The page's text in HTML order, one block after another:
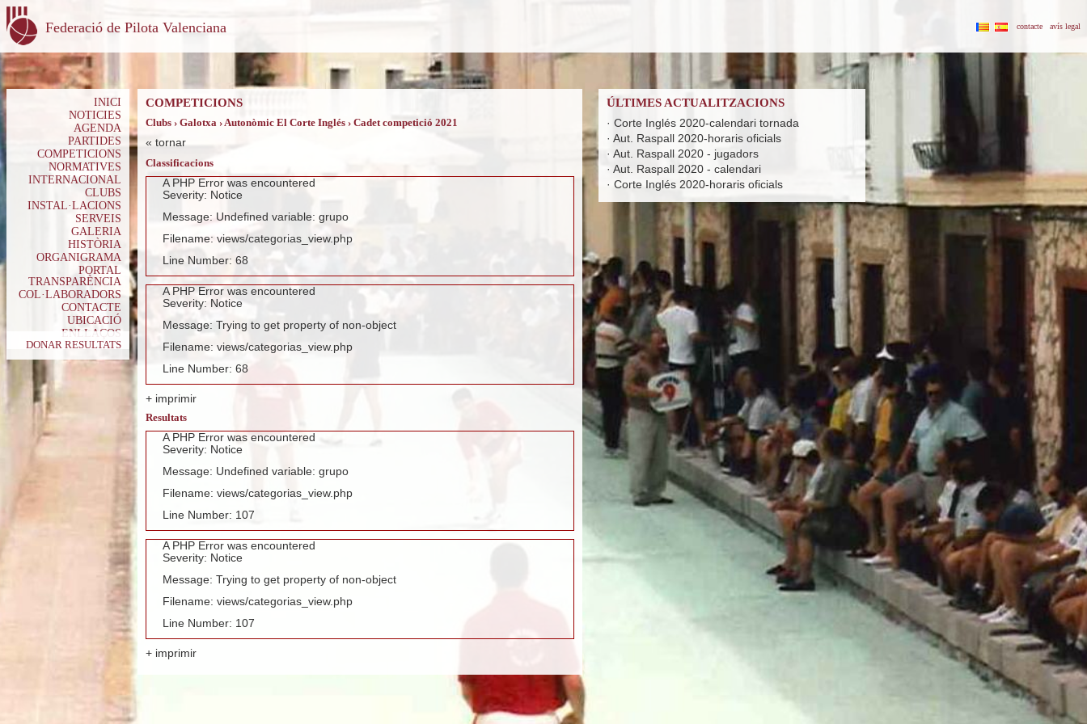
Federació de Pilota Valenciana contacte avís legal
INICI
NOTICIES
AGENDA
PARTIDES
COMPETICIONS
NORMATIVES
INTERNACIONAL
CLUBS
INSTAL·LACIONS
SERVEIS
GALERIA
HISTÒRIA
ORGANIGRAMA
PORTAL
TRANSPARÈNCIA
COL·LABORADORS
CONTACTE
UBICACIÓ
ENLLAÇOS
DONAR RESULTATS
COMPETICIONS
Clubs › Galotxa › Autonòmic El Corte Inglés › Cadet competició 2021
« tornar
Classificacions
A PHP Error was encountered
Severity: Notice
Message: Undefined variable: grupo
Filename: views/categorias_view.php
Line Number: 68
A PHP Error was encountered
Severity: Notice
Message: Trying to get property of non-object
Filename: views/categorias_view.php
Line Number: 68
+ imprimir
Resultats
A PHP Error was encountered
Severity: Notice
Message: Undefined variable: grupo
Filename: views/categorias_view.php
Line Number: 107
A PHP Error was encountered
Severity: Notice
Message: Trying to get property of non-object
Filename: views/categorias_view.php
Line Number: 107
+ imprimir
ÚLTIMES ACTUALITZACIONS
· Corte Inglés 2020-calendari tornada
· Aut. Raspall 2020-horaris oficials
· Aut. Raspall 2020 - jugadors
· Aut. Raspall 2020 - calendari
· Corte Inglés 2020-horaris oficials